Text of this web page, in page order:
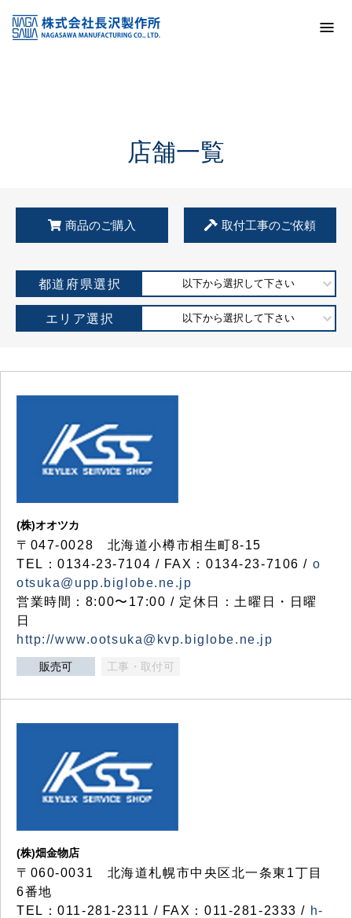
KSS加盟店・取扱店情報
店舗一覧
店舗一覧
商品のご購入 取付工事のご依頼
都道府県選択 以下から選択して下さい
エリア選択 以下から選択して下さい
(株)オオツカ
〒047-0028 北海道小樽市相生町8-15
TEL：0134-23-7104 / FAX：0134-23-7106 / o
otsuka@upp.biglobe.ne.jp
営業時間：8:00〜17:00 / 定休日：土曜日・日曜
日
http://www.ootsuka@kvp.biglobe.ne.jp
販売可 工事・取付可
(株)畑金物店
〒060-0031 北海道札幌市中央区北一条東1丁目
6番地
TEL：011-281-2311 / FAX：011-281-2333 / h-